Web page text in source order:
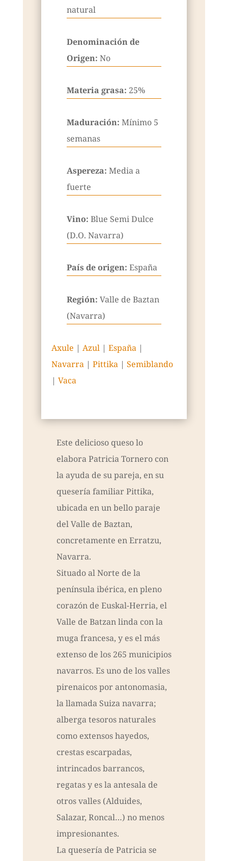
natural
Denominación de
Origen: No
Materia grasa: 25%
Maduración: Mínimo 5
semanas
Aspereza: Media a
fuerte
Vino: Blue Semi Dulce
(D.O. Navarra)
País de origen: España
Región: Valle de Baztan
(Navarra)
Axule | Azul| España|
Navarra| Pittika| Semiblando
| Vaca
Este delicioso queso lo
elabora Patricia Tornero con
la ayuda de su pareja, en su
quesería familiar Pittika,
ubicada en un bello paraje
del Valle de Baztan,
concretamente en Erratzu,
Navarra.
Situado al Norte de la
península ibérica, en pleno
corazón de Euskal-Herria, el
Valle de Batzan linda con la
muga francesa, y es el más
extenso de los 265 municipios
navarros. Es uno de los valles
pirenaicos por antonomasia,
la llamada Suiza navarra;
alberga tesoros naturales
como extensos hayedos,
crestas escarpadas,
intrincados barrancos,
regatas y es la antesala de
otros valles (Alduides,
Salazar, Roncal…) no menos
impresionantes.
La quesería de Patricia se